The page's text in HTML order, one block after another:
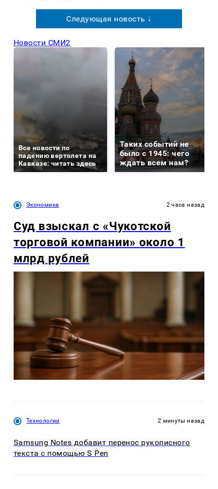
Следующая новость ↓
Новости СМИ2
Все новости по
падению вертолета на
Кавказе: читать здесь
Таких событий не
было с 1945: чего
ждать всем нам?
Экономика 2 часа назад
Суд взыскал с «Чукотской
торговой компании» около 1
млрд рублей
Технологии 2 минуты назад
Samsung Notes добавит перенос рукописного
текста с помощью S Pen